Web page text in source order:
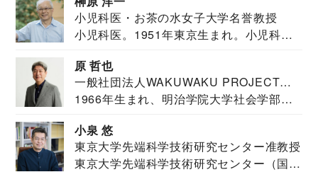
小児科医・お茶の水女子大学名誉教授
小児科医。1951年東京生まれ。小児科
原 哲也
一般社団法人WAKUWAKU PROJECT
JAPAN代表・言語聴覚士・社会福祉士
1966年生まれ、明治学院大学社会学部福
小泉 悠
東京大学先端科学技術研究センター准教授
東京大学先端科学技術研究センター（国際